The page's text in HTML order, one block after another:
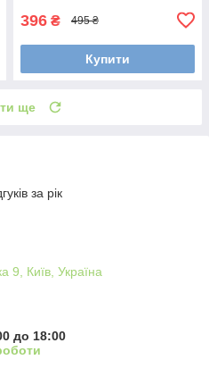
396 ₴ 495 ₴
Купити
ще
за рік
9, Київ, Україна
до 18:00